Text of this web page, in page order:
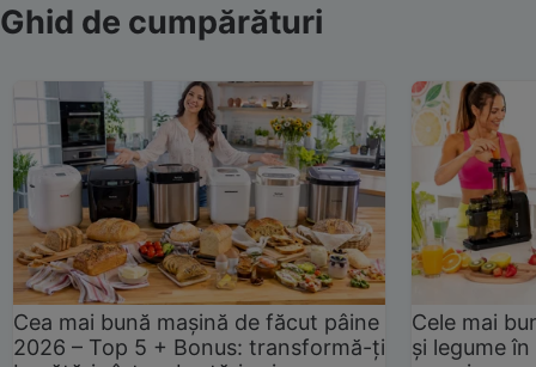
Ghid de cumpărături
Cea mai bună mașină de făcut pâine
2026 – Top 5 + Bonus: transformă-ți
Cele mai
și legume